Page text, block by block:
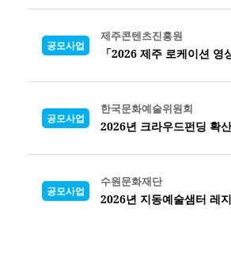
공모사업
제주콘텐츠진흥원
「2026 제주 로케이션
공모사업
한국문화예술위원회
2026년 크라우드펀딩 확
공모사업
수원문화재단
2026년 지동예술샘터 레